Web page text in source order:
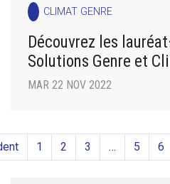
CLIMAT GENRE
Découvrez les
Solutions Genre et
MAR 22 NOV 2022
1 2 3 … 5 6